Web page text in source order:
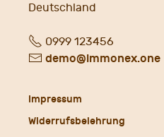
Deutschland
Fon0999 123456
E- demo@immonex.one
Impressum
Widerrufsbelehrung